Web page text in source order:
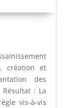
création et
des
: La
vis-à-vis